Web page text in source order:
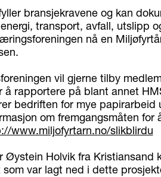
bransjekravene og kan
transport, avfall, utslipp
nå en
vil gjerne tilby
å rapportere på blant annet
bedriften for mye papirarbeid
om fremgangsmåten
www.miljofyrtarn.no/slikblirdu
Øystein Holvik fra Kristiansand
var lagt ned i dette